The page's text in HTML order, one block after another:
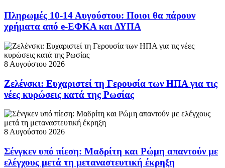
Πληρωμές 10-14 Αυγούστου: Ποιοι θα πάρουν
χρήματα από e-ΕΦΚΑ και ΔΥΠΑ
8 Αυγούστου 2026
Ζελένσκι: Ευχαριστεί τη Γερουσία των ΗΠΑ για τις
νέες κυρώσεις κατά της Ρωσίας
8 Αυγούστου 2026
Σένγκεν υπό πίεση: Μαδρίτη και Ρώμη απαντούν με
ελέγχους μετά τη μεταναστευτική έκρηξη